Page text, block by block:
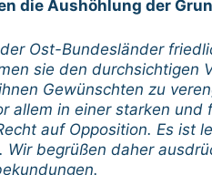
die Aushöhlung der
Ost-Bundesländer
sie den durchsichtigen
Gewünschten zu
allem in einer starken
auf Opposition. Es ist
begrüßen daher